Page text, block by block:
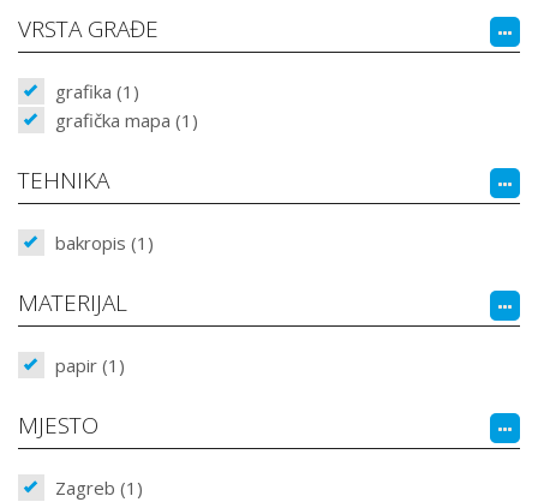
VRSTA GRAĐE
grafika (1)
grafička mapa (1)
TEHNIKA
bakropis (1)
MATERIJAL
papir (1)
MJESTO
Zagreb (1)